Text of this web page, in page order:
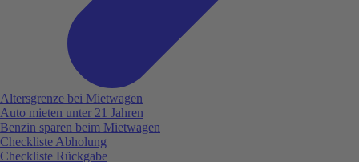
Altersgrenze bei Mietwagen
Auto mieten unter 21 Jahren
Benzin sparen beim Mietwagen
Checkliste Abholung
Checkliste Rückgabe